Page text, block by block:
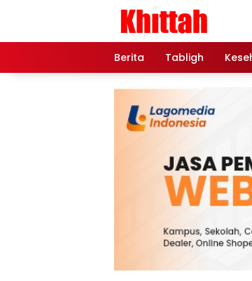
Berita Tabligh